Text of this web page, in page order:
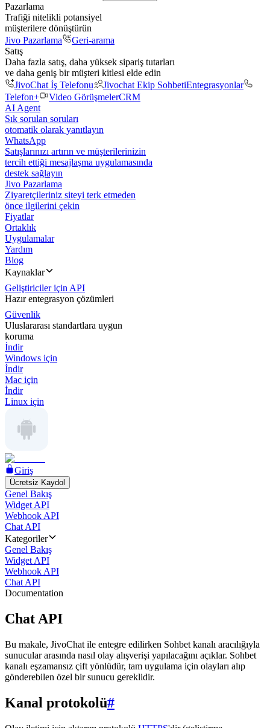
Pazarlama
Trafiği nitelikli potansiyel
müşterilere dönüştürün
Jivo Pazarlama
Geri-arama
Satış
Daha fazla satış, daha yüksek sipariş tutarları
ve daha geniş bir müşteri kitlesi elde edin
JivoChat İş Telefonu
Jivochat Ekip SohbetiEntegrasyonlar
Telefon+
Video GörüşmelerCRM
AI Agent
Sık sorulan soruları
otomatik olarak yanıtlayın
WhatsApp
Satışlarınızı artırın ve müşterilerinizin
tercih ettiği mesajlaşma uygulamasında
destek sağlayın
Jivo Pazarlama
Ziyaretçileriniz siteyi terk etmeden
önce ilgilerini çekin
Fiyatlar
Ortaklık
Uygulamalar
Yardım
Blog
Kaynaklar
Geliştiriciler için API
Hazır entegrasyon çözümleri
Güvenlik
Uluslararası standartlara uygun
koruma
İndir
Windows için
İndir
Mac için
İndir
Linux için
Giriş
Ücretsiz Kaydol
Genel Bakış
Widget API
Webhook API
Chat API
Kategoriler
Genel Bakış
Widget API
Webhook API
Chat API
Documentation
Chat API
Bu makale, JivoChat ile entegre edilirken Sohbet kanalı aracılığıyla
sunucular arasında nasıl olay alışverişi yapılacağını açıklar. Sohbet
kanalı eşzamansız çift yönlüdür, tam uygulama için olayları alıp
gönderebilen özel bir sunucu gereklidir.
Kanal protokolü#